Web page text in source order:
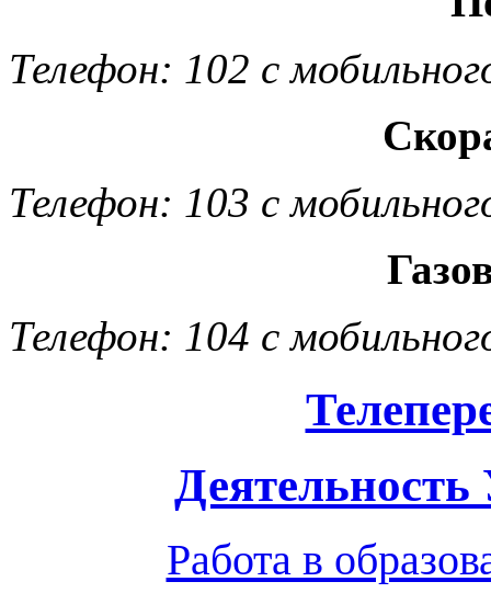
Телефон: 102 с
Телефон: 103 с
Телефон: 104 с
Работа в